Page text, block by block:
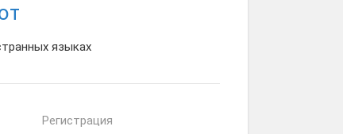
языках
Регистрация